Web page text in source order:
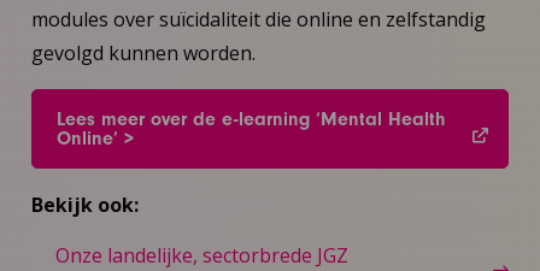
modules over suïcidaliteit die online en zelfstandig
gevolgd kunnen worden.
Lees meer over de e-learning ‘Mental Health
Online’ >
Bekijk ook:
Onze landelijke, sectorbrede JGZ